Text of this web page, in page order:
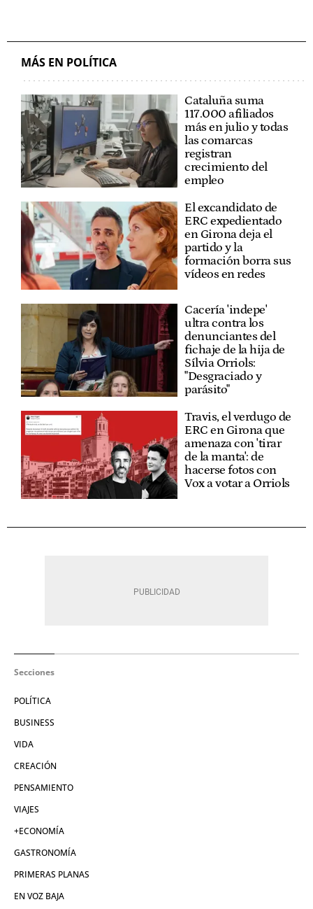
MÁS EN POLÍTICA
Cataluña suma
117.000 afiliados
más en julio y todas
las comarcas
registran
crecimiento del
empleo
El excandidato de
ERC expedientado
en Girona deja el
partido y la
formación borra sus
vídeos en redes
Cacería 'indepe'
ultra contra los
denunciantes del
fichaje de la hija de
Sílvia Orriols:
"Desgraciado y
parásito"
Travis, el verdugo de
ERC en Girona que
amenaza con 'tirar
de la manta': de
hacerse fotos con
Vox a votar a Orriols
Secciones
POLÍTICA
BUSINESS
VIDA
CREACIÓN
PENSAMIENTO
VIAJES
+ECONOMÍA
GASTRONOMÍA
PRIMERAS PLANAS
EN VOZ BAJA